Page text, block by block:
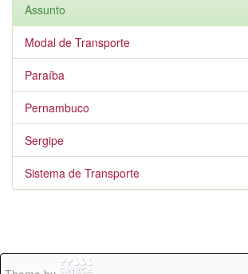
Assunto
Modal de Transporte
Paraíba
Pernambuco
Sergipe
Sistema de Transporte